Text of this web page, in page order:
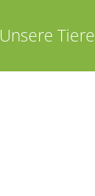
Unsere Tiere